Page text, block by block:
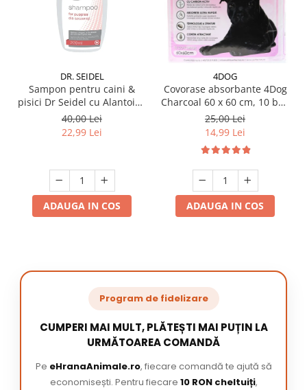
DR. SEIDEL
Sampon pentru caini &
pisici Dr Seidel cu Alantoina
220 ml
40,00 Lei
22,99 Lei
ADAUGA IN COS
4DOG
Covorase absorbante 4Dog
Charcoal 60 x 60 cm, 10 buc
/ pachet
25,00 Lei
14,99 Lei
ADAUGA IN COS
Program de fidelizare
CUMPERI MAI MULT, PLĂTEȘTI MAI PUȚIN LA
URMĂTOAREA COMANDĂ
Pe eHranaAnimale.ro, fiecare comandă te ajută să
economisești. Pentru fiecare 10 RON cheltuiți,